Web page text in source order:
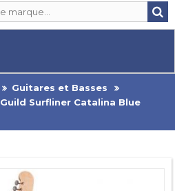
Guitares et Basses
Guild Surfliner Catalina Blue